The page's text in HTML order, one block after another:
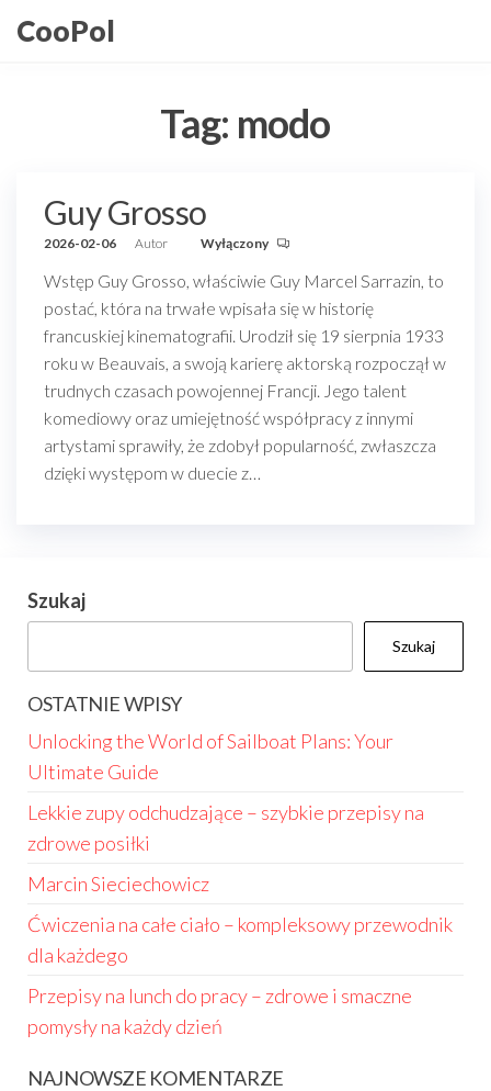
doCooPol
Tag: modo
Guy Grosso
2026-02-06 Autor Wyłączony
Wstęp Guy Grosso, właściwie Guy Marcel Sarrazin, to
postać, która na trwałe wpisała się w historię
francuskiej kinematografii. Urodził się 19 sierpnia 1933
roku w Beauvais, a swoją karierę aktorską rozpoczął w
trudnych czasach powojennej Francji. Jego talent
komediowy oraz umiejętność współpracy z innymi
artystami sprawiły, że zdobył popularność, zwłaszcza
dzięki występom w duecie z…
Szukaj
Szukaj
OSTATNIE WPISY
Unlocking the World of Sailboat Plans: Your
Ultimate Guide
Lekkie zupy odchudzające – szybkie przepisy na
zdrowe posiłki
Marcin Sieciechowicz
Ćwiczenia na całe ciało – kompleksowy przewodnik
dla każdego
Przepisy na lunch do pracy – zdrowe i smaczne
pomysły na każdy dzień
NAJNOWSZE KOMENTARZE